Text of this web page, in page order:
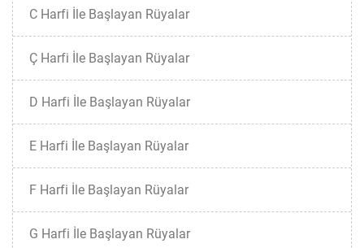
C Harfi İle Başlayan Rüyalar
Ç Harfi İle Başlayan Rüyalar
D Harfi İle Başlayan Rüyalar
E Harfi İle Başlayan Rüyalar
F Harfi İle Başlayan Rüyalar
G Harfi İle Başlayan Rüyalar